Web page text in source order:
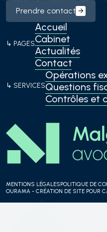
Prendre contact
↳ PAGES
Accueil
Cabinet
Actualités
Contact
↳ SERVICES
Opérations
Questions
Contrôles et
MENTIONS LÉGALESPOLITIQUE DE
OURAMA - CRÉATION DE SITE POUR